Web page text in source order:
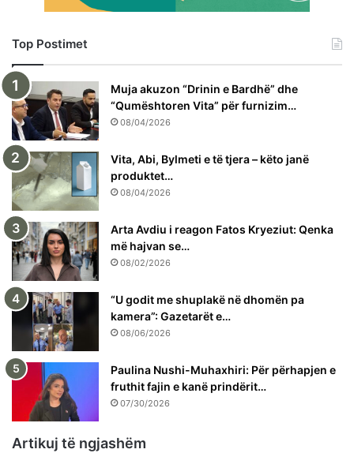
Top Postimet
Muja akuzon “Drinin e Bardhë” dhe
“Qumështoren Vita” për furnizim…
08/04/2026
Vita, Abi, Bylmeti e të tjera – këto janë
produktet…
08/04/2026
Arta Avdiu i reagon Fatos Kryeziut: Qenka
më hajvan se…
08/02/2026
“U godit me shuplakë në dhomën pa
kamera”: Gazetarët e…
08/06/2026
Paulina Nushi-Muhaxhiri: Për përhapjen e
fruthit fajin e kanë prindërit…
07/30/2026
Artikuj të ngjashëm